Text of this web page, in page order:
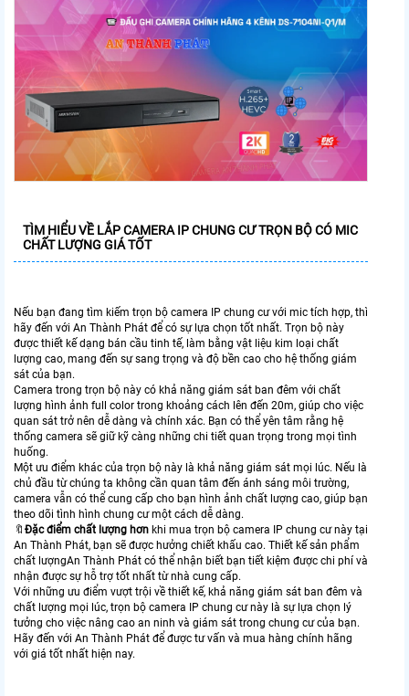
TÌM HIỂU VỀ LẮP CAMERA IP CHUNG CƯ TRỌN BỘ CÓ MIC
CHẤT LƯỢNG GIÁ TỐT
Nếu bạn đang tìm kiếm trọn bộ camera IP chung cư với mic tích hợp, thì
hãy đến với An Thành Phát để có sự lựa chọn tốt nhất. Trọn bộ này
được thiết kế dạng bán cầu tinh tế, làm bằng vật liệu kim loại chất
lượng cao, mang đến sự sang trọng và độ bền cao cho hệ thống giám
sát của bạn.
Camera trong trọn bộ này có khả năng giám sát ban đêm với chất
lượng hình ảnh full color trong khoảng cách lên đến 20m, giúp cho việc
quan sát trở nên dễ dàng và chính xác. Bạn có thể yên tâm rằng hệ
thống camera sẽ giữ kỹ càng những chi tiết quan trọng trong mọi tình
huống.
Một ưu điểm khác của trọn bộ này là khả năng giám sát mọi lúc. Nếu là
chủ đầu từ chúng ta không cần quan tâm đến ánh sáng môi trường,
camera vẫn có thể cung cấp cho bạn hình ảnh chất lượng cao, giúp bạn
theo dõi tình hình chung cư một cách dễ dàng.
🔖 Đặc điểm chất lượng hơn khi mua trọn bộ camera IP chung cư này tại
An Thành Phát, bạn sẽ được hưởng chiết khấu cao. Thiết kế sản phẩm
chất lượngAn Thành Phát có thể nhận biết bạn tiết kiệm được chi phí và
nhận được sự hỗ trợ tốt nhất từ nhà cung cấp.
Với những ưu điểm vượt trội về thiết kế, khả năng giám sát ban đêm và
chất lượng mọi lúc, trọn bộ camera IP chung cư này là sự lựa chọn lý
tưởng cho việc nâng cao an ninh và giám sát trong chung cư của bạn.
Hãy đến với An Thành Phát để được tư vấn và mua hàng chính hãng
với giá tốt nhất hiện nay.